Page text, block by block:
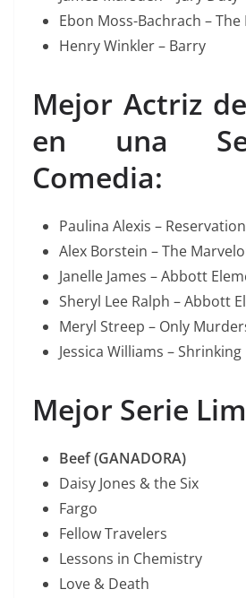
Ebon Moss-Bachrach – The
Henry Winkler – Barry
Mejor Actriz
en una
Comedia:
Paulina Alexis –
Alex Borstein – The
Janelle James – Abbott
Sheryl Lee Ralph – Abbott
Meryl Streep – Only
Jessica Williams – Shrinking
Mejor Serie
Beef (GANADORA)
Daisy Jones & the Six
Fargo
Fellow Travelers
Lessons in Chemistry
Love & Death